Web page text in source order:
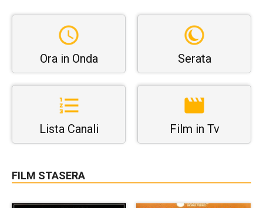
Ora in Onda Serata
Lista Canali Film in Tv
FILM STASERA